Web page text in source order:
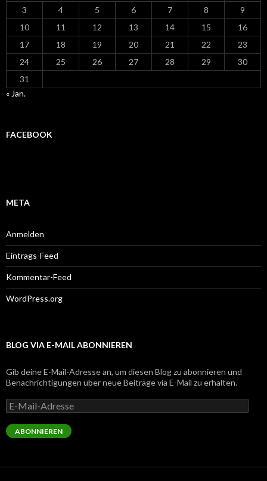
3
4 5 6 7 8
9
10
11 12 13 14 15
16
17
18 19 20 21 22
23
24
25 26 27 28 29
30
31
« Jan.
FACEBOOK
META
Anmelden
Eintrags-Feed
Kommentar-Feed
WordPress.org
BLOG VIA E-MAIL ABONNIEREN
Gib deine E-Mail-Adresse an, um diesen Blog zu abonnieren und
Benachrichtigungen über neue Beiträge via E-Mail zu erhalten.
E-
Mail-
Adresse
ABONNIEREN